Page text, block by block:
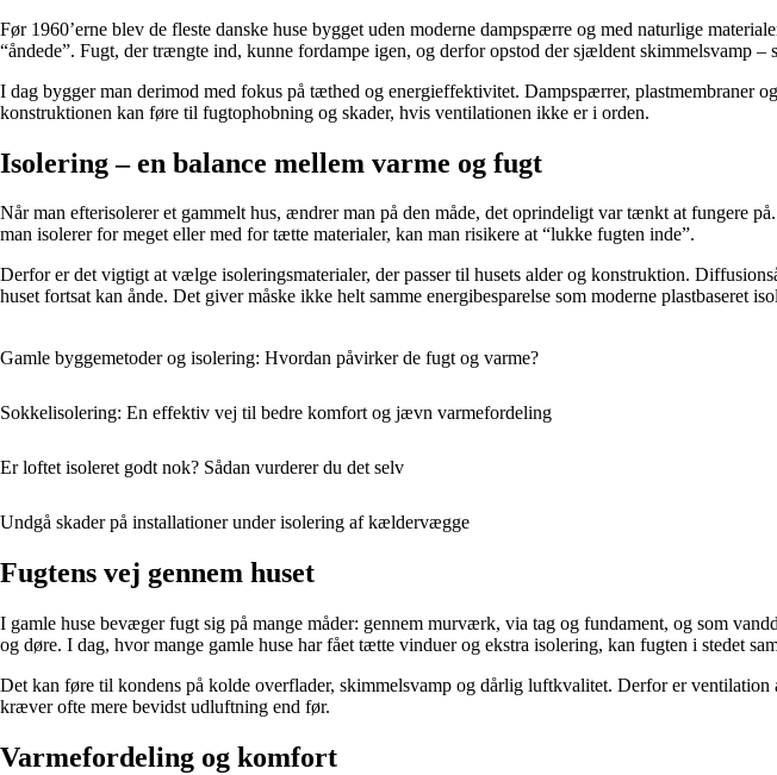
Før 1960’erne blev de fleste danske huse bygget uden moderne dampspærre og med naturlige
“åndede”. Fugt, der trængte ind, kunne fordampe igen, og derfor opstod der sjældent skimmelsvamp
I dag bygger man derimod med fokus på tæthed og energieffektivitet. Dampspærrer, plastmembraner
konstruktionen kan føre til fugtophobning og skader, hvis ventilationen ikke er i orden.
Isolering – en balance mellem varme og fugt
Når man efterisolerer et gammelt hus, ændrer man på den måde, det oprindeligt var tænkt at fungere
man isolerer for meget eller med for tætte materialer, kan man risikere at “lukke fugten inde”.
Derfor er det vigtigt at vælge isoleringsmaterialer, der passer til husets alder og konstruktion.
huset fortsat kan ånde. Det giver måske ikke helt samme energibesparelse som moderne plastbaseret
Gamle byggemetoder og isolering: Hvordan påvirker de fugt og varme?
Sokkelisolering: En effektiv vej til bedre komfort og jævn varmefordeling
Er loftet isoleret godt nok? Sådan vurderer du det selv
Undgå skader på installationer under isolering af kældervægge
Fugtens vej gennem huset
I gamle huse bevæger fugt sig på mange måder: gennem murværk, via tag og fundament, og som
og døre. I dag, hvor mange gamle huse har fået tætte vinduer og ekstra isolering, kan fugten i stedet
Det kan føre til kondens på kolde overflader, skimmelsvamp og dårlig luftkvalitet. Derfor er
kræver ofte mere bevidst udluftning end før.
Varmefordeling og komfort